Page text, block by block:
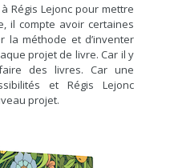
Régis Lejonc pour mettre
il compte avoir certaines
méthode et d’inventer
projet de livre. Car il y
des livres. Car une
et Régis Lejonc
projet.